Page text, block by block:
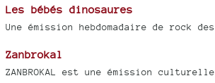
Les bébés dinosaures
Une émission hebdomadaire de rock des
Zanbrokal
ZANBROKAL est une émission culturelle